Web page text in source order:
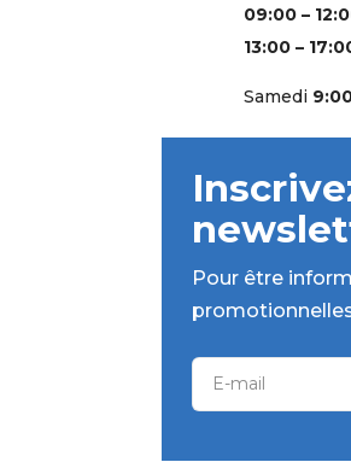
09:00 –
13:00 –
Samedi
Pour être